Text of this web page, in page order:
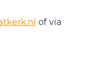
of via